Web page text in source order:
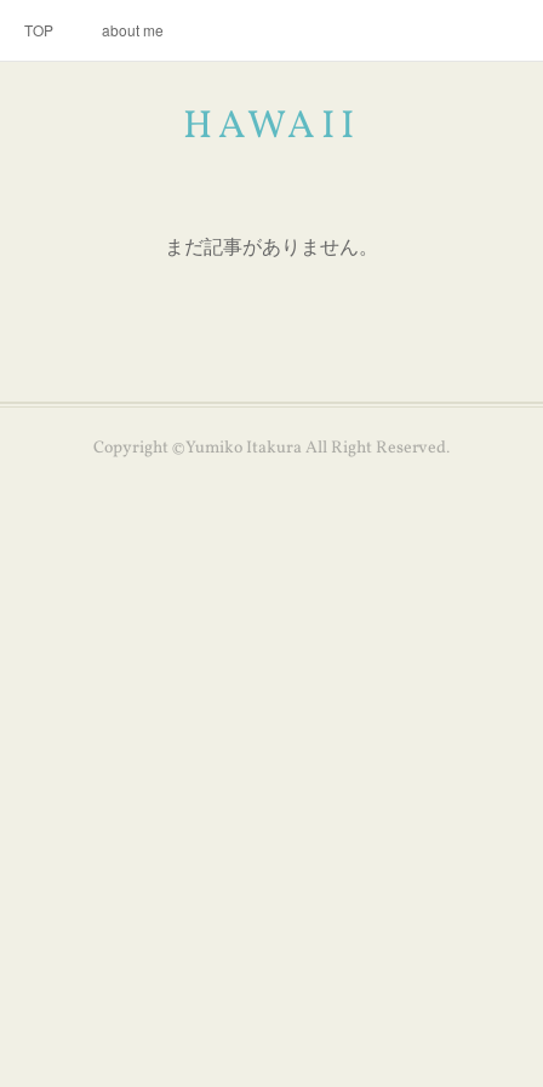
TOP about me
HAWAII
まだ記事がありません。
Copyright ©Yumiko Itakura All Right Reserved.